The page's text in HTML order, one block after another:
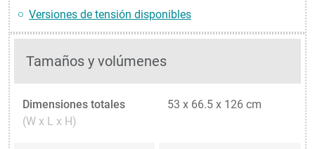
Versiones de tensión disponibles
Tamaños y volúmenes
Dimensiones totales
(W x L x H)
53 x 66.5 x 126 cm